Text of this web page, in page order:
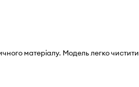
матеріалу. Модель легко чистити